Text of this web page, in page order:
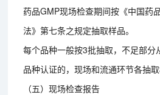
药品GMP现场检查期间按《中国药
法》第七条之规定抽取样品。
每个品种一般按3批抽取，不足部分
品种认证的，现场和流通环节各抽取
（五）现场检查报告